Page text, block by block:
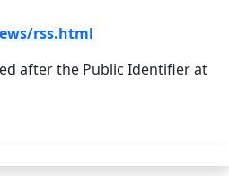
rss.html
after the Public Identifier at